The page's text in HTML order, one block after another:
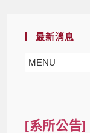
最新消息
MENU
[系所公告]